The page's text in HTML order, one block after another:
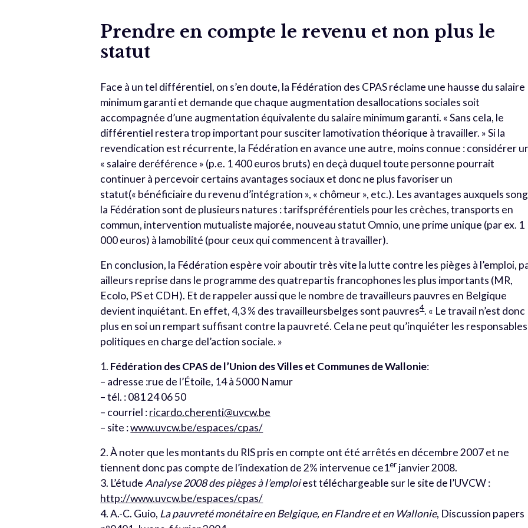
Prendre en compte le revenu et non plus le
statut
Face à un tel différentiel, on s’en doute, la Fédération des CPAS réclame une hausse du salaire
minimum garanti et demande que chaque augmentation desallocations sociales soit
accompagnée d’une augmentation équivalente du salaire minimum garanti. « Sans cela, le
différentiel restera trop important pour susciter lamotivation théorique à travailler. » Si la
revendication est récurrente, la Fédération en avance une autre, moins connue : considérer
« salaire deréférence » (p.e. 1 400 euros bruts) en deçà duquel toute personne pourrait
continuer à percevoir certains avantages sociaux et donc ne plus favoriser un
statut(« bénéficiaire du revenu d’intégration », « chômeur », etc.). Les avantages auxquels
la Fédération sont de plusieurs natures : tarifspréférentiels pour les crèches, transports en
commun, intervention mutualiste majorée, nouveau statut Omnio, une prime unique (par ex. 1
000 euros) à lamobilité (pour ceux qui commencent à travailler).
En conclusion, la Fédération espère voir aboutir très vite la lutte contre les pièges à l’emploi,
ailleurs reprise dans le programme des quatrepartis francophones les plus importants (MR,
Ecolo, PS et CDH). Et de rappeler aussi que le nombre de travailleurs pauvres en Belgique
devient inquiétant. En effet, 4,3 % des travailleursbelges sont pauvres4. « Le travail n’est donc
plus en soi un rempart suffisant contre la pauvreté. Cela ne peut qu’inquiéter les responsables
politiques en charge del’action sociale. »
1. Fédération des CPAS de l’Union des Villes et Communes de Wallonie:
– adresse :rue de l’Étoile, 14 à 5000 Namur
– tél. : 081 24 06 50
– courriel :ricardo.cherenti@uvcw.be
– site :www.uvcw.be/espaces/cpas/
2. À noter que les montants du RIS pris en compte ont été arrêtés en décembre 2007 et ne
tiennent donc pas compte de l’indexation de 2% intervenue ce1er janvier 2008.
3. L’étude Analyse 2008 des pièges à l’emploiest téléchargeable sur le site de l’UVCW :
http://www.uvcw.be/espaces/cpas/
4. A.-C. Guio, La pauvreté monétaire en Belgique, en Flandre et en Wallonie, Discussion papers